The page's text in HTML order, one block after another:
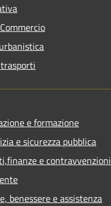
e formazione
e sicurezza pubblica
e contravvenzioni
benessere e assistenza